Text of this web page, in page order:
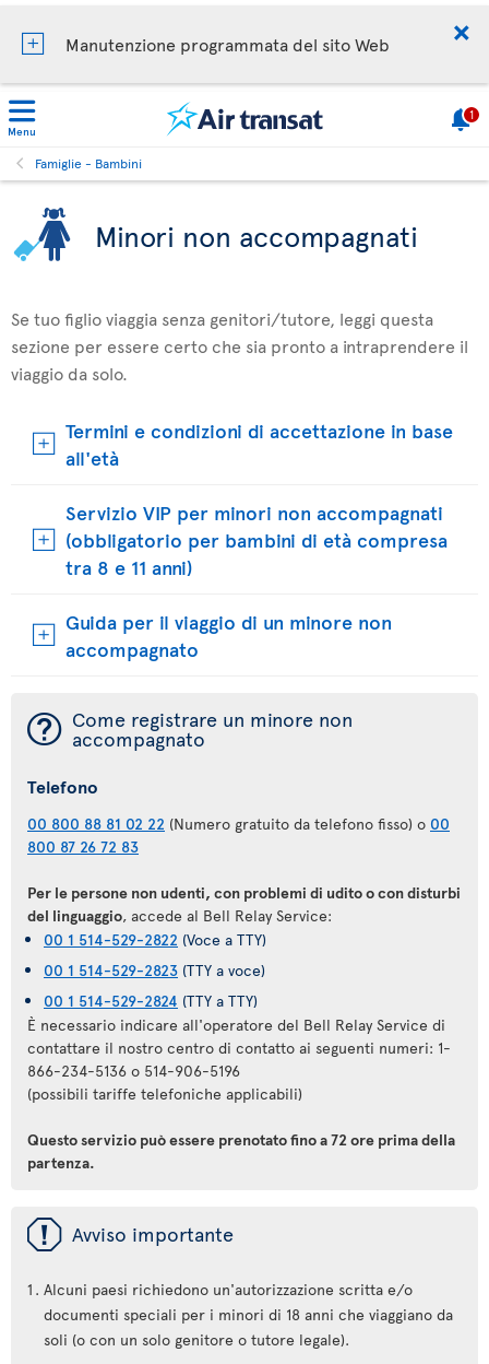
Manutenzione programmata del sito Web
Menu
1
Famiglie - Bambini
Minori non accompagnati
Se tuo figlio viaggia senza genitori/tutore, leggi questa
sezione per essere certo che sia pronto a intraprendere il
viaggio da solo.
Termini e condizioni di accettazione in base
all'età
Servizio VIP per minori non accompagnati
(obbligatorio per bambini di età compresa
tra 8 e 11 anni)
Guida per il viaggio di un minore non
accompagnato
¯ Come registrare un minore non
accompagnato
Telefono
00 800 88 81 02 22 (Numero gratuito da telefono fisso) o 00
800 87 26 72 83
Per le persone non udenti, con problemi di udito o con disturbi
del linguaggio, accede al Bell Relay Service:
00 1 514-529-2822 (Voce a TTY)
00 1 514-529-2823 (TTY a voce)
00 1 514-529-2824 (TTY a TTY)
È necessario indicare all'operatore del Bell Relay Service di
contattare il nostro centro di contatto ai seguenti numeri: 1-
866-234-5136 o 514-906-5196
(possibili tariffe telefoniche applicabili)
Questo servizio può essere prenotato fino a 72 ore prima della
partenza.
ü Avviso importante
Alcuni paesi richiedono un'autorizzazione scritta e/o
documenti speciali per i minori di 18 anni che viaggiano da
soli (o con un solo genitore o tutore legale).